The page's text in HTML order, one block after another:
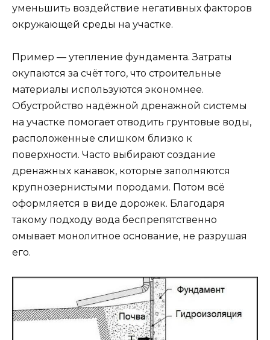
уменьшить воздействие негативных факторов
окружающей среды на участке.
Пример — утепление фундамента. Затраты
окупаются за счёт того, что строительные
материалы используются экономнее.
Обустройство надёжной дренажной системы
на участке помогает отводить грунтовые воды,
расположенные слишком близко к
поверхности. Часто выбирают создание
дренажных канавок, которые заполняются
крупнозернистыми породами. Потом всё
оформляется в виде дорожек. Благодаря
такому подходу вода беспрепятственно
омывает монолитное основание, не разрушая
его.